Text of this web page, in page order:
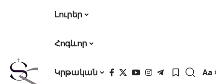
Լուրեր
Հոգևոր
Կրթական Aa